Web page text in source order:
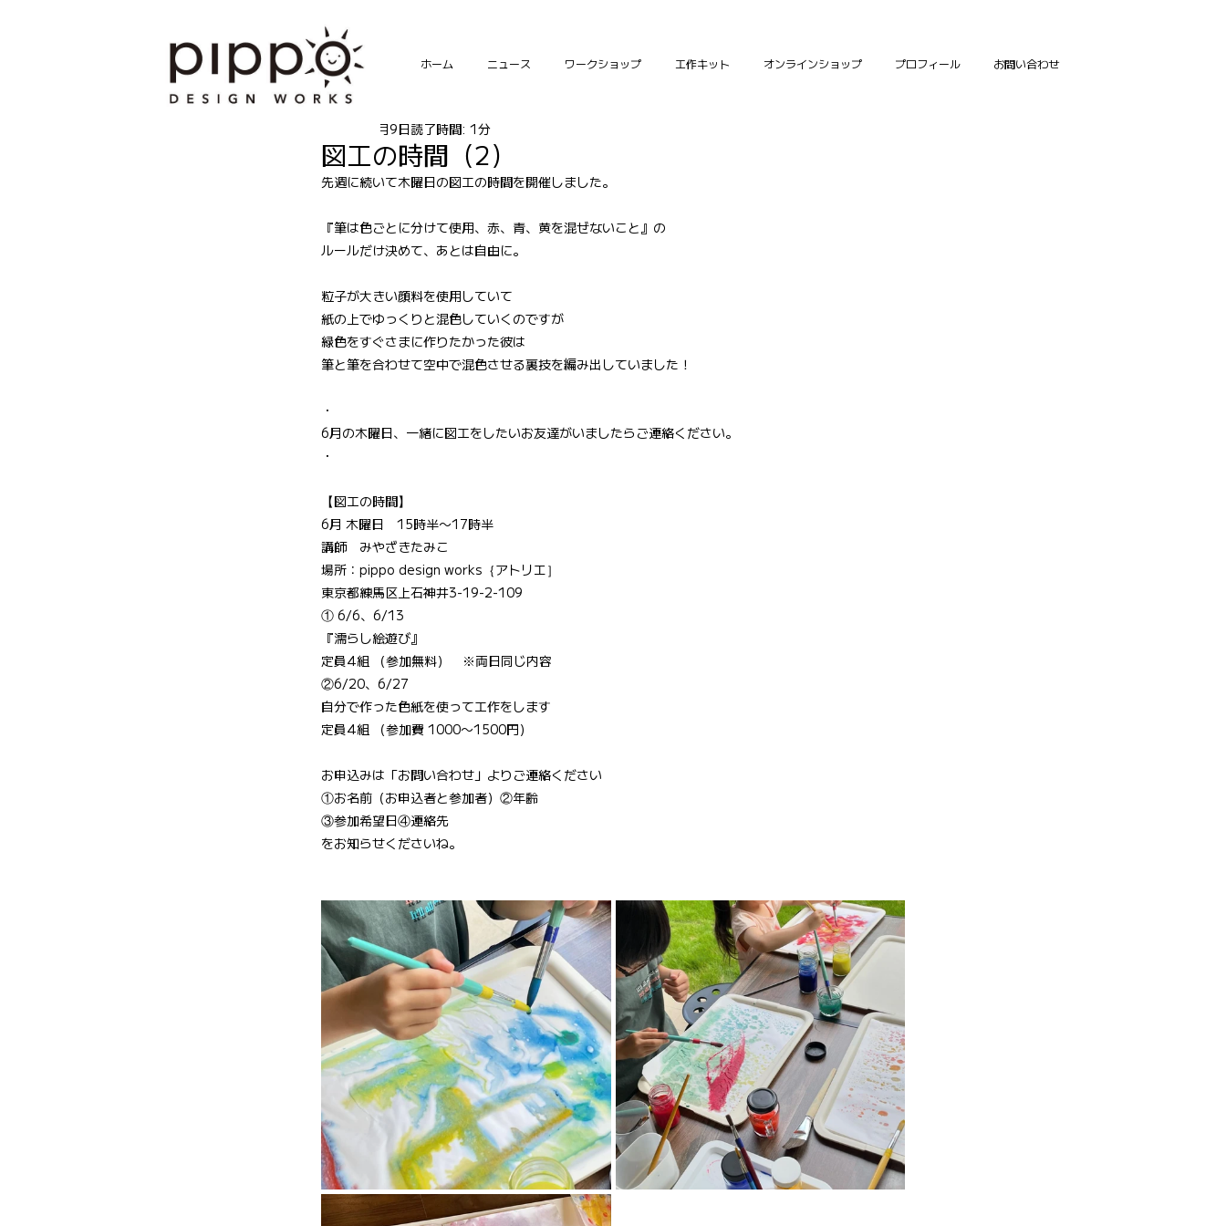
ホーム ニュース ワークショップ 工作キット オンラインショップ プロフィール お問い合わせ
1
図工の時間（2）
2024年6月9日読了時間: 1分
先週に続いて木曜日の図工の時間を開催しました。
『筆は色ごとに分けて使用、赤、青、黄を混ぜないこと』の
ルールだけ決めて、あとは自由に。
粒子が大きい顔料を使用していて
紙の上でゆっくりと混色していくのですが
緑色をすぐさまに作りたかった彼は
筆と筆を合わせて空中で混色させる裏技を編み出していました！
・
6月の木曜日、一緒に図工をしたいお友達がいましたらご連絡ください。
・
【図工の時間】
6月 木曜日　15時半〜17時半
講師　みやざきたみこ
場所：pippo design works｛アトリエ］
東京都練馬区上石神井3-19-2-109
① 6/6、6/13
『濡らし絵遊び』
定員4組 （参加無料）　※両日同じ内容
②6/20、6/27
自分で作った色紙を使って工作をします
定員4組 （参加費 1000〜1500円）
お申込みは「お問い合わせ」よりご連絡ください
①お名前（お申込者と参加者）②年齢
③参加希望日④連絡先
をお知らせくださいね。